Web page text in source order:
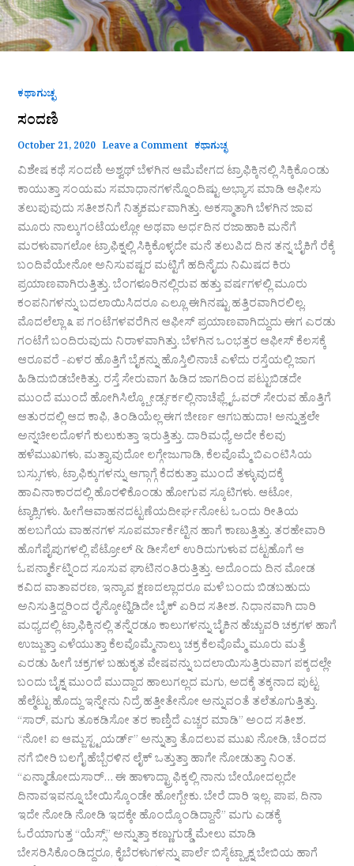
ಕಥಾಗುಚ್ಛ
ಸಂದಣಿ
October 21, 2020 Leave a Comment ಕಥಾಗುಚ್ಛ
ವಿಶೇಷ ಕಥೆ ಸಂದಣಿ ಅಶ್ವಥ್ ಬೆಳಗಿನ ಆಮೆವೇಗದ ಟ್ರಾಫಿಕ್ಕಿನಲ್ಲಿ ಸಿಕ್ಕಿಕೊಂಡು
ಕಾಯುತ್ತಾ ಸಂಯಮ ಸಮಾಧಾನಗಳನ್ನೊಂದಿಷ್ಟು ಅಭ್ಯಾಸ ಮಾಡಿ ಆಫೀಸು
ತಲುಪುವುದು ಸತೀಶನಿಗೆ ನಿತ್ಯಕರ್ಮವಾಗಿತ್ತು. ಅಕಸ್ಮಾತಾಗಿ ಬೆಳಗಿನ ಜಾವ
ಮೂರು ನಾಲ್ಕುಗಂಟೆಯಲ್ಲೋ ಅಥವಾ ಅರ್ಧದಿನ ರಜಾಹಾಕಿ ಮನೆಗೆ
ಮರಳುವಾಗಲೋ ಟ್ರಾಫಿಕ್ನಲ್ಲಿ ಸಿಕ್ಕಿಕೊಳ್ಳದೇ ಮನೆ ತಲುಪಿದ ದಿನ ತನ್ನ ಬೈಕಿಗೆ ರೆಕ್ಕೆ
ಬಂದಿವೆಯೇನೋ ಅನಿಸುವಷ್ಟರ ಮಟ್ಟಿಗೆ ಹದಿನೈದು ನಿಮಿಷದ ಕಿರು
ಪ್ರಯಾಣವಾಗಿರುತ್ತಿತ್ತು. ಬೆಂಗಳೂರಿನಲ್ಲಿರುವ ಹತ್ತು ವರ್ಷಗಳಲ್ಲಿ ‍ಮೂರು
ಕಂಪನಿಗಳನ್ನು ಬದಲಾಯಿಸಿದರೂ ಎಲ್ಲೂ ಈಗಿನಷ್ಟು ಹತ್ತಿರವಾಗಿರಲಿಲ್ಲ.
ಮೊದಲೆಲ್ಲಾ ೩ ಪ ಗಂಟೆಗಳವರೆಗಿನ ಆಫೀಸ್ ಪ್ರಯಾಣವಾಗಿದ್ದುದು ಈಗ ಎರಡು
ಗಂಟೆಗೆ ಬಂದಿರುವುದು ನಿರಾಳವಾಗಿತ್ತು. ಬೆಳಗಿನ ಒಂಭತ್ತರ ಆಫೀಸ್ ಕೆಲಸಕ್ಕೆ
ಆರೂವರೆ -ಏಳರ ಹೊತ್ತಿಗೆ ಬೈಕನ್ನು ಹೊಸ್ತಿಲಿನಾಚೆ ಎಳೆದು ರಸ್ತೆಯಲ್ಲಿ ಜಾಗ
ಹಿಡಿದುಬಿಡಬೇಕಿತ್ತು. ರಸ್ತೆ ಸೇರುವಾಗ ಹಿಡಿದ ಜಾಗದಿಂದ ಪಟ್ಟುಬಿಡದೇ
ಮುಂದೆ ಮುಂದೆ ಹೋಗಿಸಿಲ್ಕ್ಬೋರ್ಡ್ಸರ್ಕಲ್ಲಿನಾಚೆಫ್ಲೈಓವರ್ ಸೇರುವ ಹೊತ್ತಿಗೆ
ಆತುರದಲ್ಲಿ ಆದ ಕಾಫಿ, ತಿಂಡಿಯೆಲ್ಲ ಈಗ ಜೀರ್ಣ ಆಗಬಹುದಾ! ಅನ್ನುತ್ತಲೇ
ಅನ್ನಚೀಲದೊಳಗೆ ಕುಲುಕುತ್ತಾ ಇರುತ್ತಿತ್ತು. ದಾರಿಮಧ್ಯೆ ಅದೇ ಕೆಲವು
ಹಳೆಮುಖಗಳು, ಮತ್ತ್ಯಾವುದೋ ಲಗ್ಗೇಜುಗಾಡಿ, ಕೆಲವೊಮ್ಮೆ ಬಿಎಂಟಿಸಿಯ
ಬಸ್ಸುಗಳು, ಟ್ರಾಫಿಕ್ಕುಗಳನ್ನು ಆಗ್ಗಾಗ್ಗೆ ಕೆದಕುತ್ತಾ ಮುಂದೆ ತಳ್ಳುವುದಕ್ಕೆ
ಹಾವಿನಾಕಾರದಲ್ಲಿ ಹೊರಳಿಕೊಂಡು ಹೋಗುವ ಸ್ಕೂಟಿಗಳು. ಆಟೋ,
ಟ್ಯಾಕ್ಸಿಗಳು. ಹೀಗೆಆವಾಹನದಟ್ಟಣೆಯದೀರ್ಘನೋಟ ಒಂದು ರೀತಿಯ
ಹಲಬಗೆಯ ವಾಹನಗಳ ಸೂಪರ್ಮಾರ್ಕೆಟ್ಟಿನ ಹಾಗೆ ಕಾಣುತ್ತಿತ್ತು. ತರಹೇವಾರಿ
ಹೊಗೆಪೈಪುಗಳಲ್ಲಿ ಪೆಟ್ರೋಲ್ & ಡೀಸೆಲ್ ಉರಿದುಗುಳುವ ದಟ್ಟಹೊಗೆ ಆ
ಓಪನ್ಮಾರ್ಕೆಟ್ನಿಂದ ಸೂಸುವ ಘಾಟಿನಂತಿರುತ್ತಿತ್ತು. ಅದೊಂದು ದಿನ ಮೋಡ
ಕವಿದ ವಾತಾವರಣ, ಇನ್ಯಾವ ಕ್ಷಣದಲ್ಲಾದರೂ ಮಳೆ ಬಂದು ಬಿಡಬಹುದು
ಅನಿಸುತ್ತಿದ್ದರಿಂದ ರೈನ್ಕೋಟ್ಹಿಡಿದೇ ಬೈಕ್ ಏರಿದ ಸತೀಶ. ನಿಧಾನವಾಗಿ ದಾರಿ
ಮಧ್ಯದಲ್ಲಿ ಟ್ರಾಫಿಕ್ಕಿನಲ್ಲಿ ತನ್ನೆರಡೂ ಕಾಲುಗಳನ್ನು ಬೈಕಿನ ಹೆಚ್ಚುವರಿ ಚಕ್ರಗಳ ಹಾಗೆ
ಉಜ್ಜುತ್ತಾ ಎಳೆಯುತ್ತಾ ಕೆಲವೊಮ್ಮೆನಾಲ್ಕು ಚಕ್ರ ಕೆಲವೊಮ್ಮೆ ಮೂರು ಮತ್ತೆ
ಎರಡು ಹೀಗೆ ಚಕ್ರಗಳ ಬಹುಕೃತ ವೇಷವನ್ನು ಬದಲಾಯಿಸುತ್ತಿರುವಾಗ ಪಕ್ಕದಲ್ಲೇ
ಬಂದು ಬೈಕ್ನ ಮುಂದೆ ಮುದ್ದಾದ ಹಾಲುಗಲ್ಲದ ಮಗು, ಅದಕ್ಕೆ ತಕ್ಕನಾದ ಪುಟ್ಟ
ಹೆಲ್ಮೆಟ್ಟು ಹೊದ್ದು ಇನ್ನೇನು ನಿದ್ರೆ ಹತ್ತೀತೇನೋ ಅನ್ನುವಂತೆ ತಲೆತೂಗುತ್ತಿತ್ತು.
“ಸಾರ್, ಮಗು ತೂಕಡಿಸೋ ತರ ಕಾಣ್ತಿದೆ ಎಚ್ಚರ ಮಾಡಿ” ಅಂದ ಸತೀಶ.
“ನೋ! ಐ ಆಮ್ಜಸ್ಟ್ಟಯರ್ಡ್” ಅನ್ನುತ್ತಾ ತೊದಲುವ ಮುಖ ನೋಡಿ, ಚೆಂದದ
ನಗೆ ಬೀರಿ ಬಲಗೈ ಹೆಬ್ಬೆರಳಿನ ಲೈಕ್ ಒತ್ತುತ್ತಾ ಹಾಗೇ ನೋಡುತ್ತಾ ನಿಂತ.
“ಏನ್ಮಾಡೋದುಸಾರ್… ಈ ಹಾಳಾದ್ಟ್ರಾಫಿಕ್ಕಲ್ಲಿ ನಾನು ಬೇಯೋದಲ್ಲದೇ
ದಿನಾವಇವನ್ನೂ ಬೇಯಿಸ್ಕೊಂಡೇ ಹೋಗ್ಬೇಕು. ಬೇರೆ ದಾರಿ ಇಲ್ಲ. ಪಾಪ, ದಿನಾ
ಇದೇ ನೋಡಿ ನೋಡಿ ಇದಕ್ಕೇ ಹೊಂದ್ಕೊಂಡಿದ್ದಾನೆ” ಮಗು ಎಡಕ್ಕೆ
ಓರೆಯಾಗುತ್ತ “ಯೆಸ್ಸ್” ಅನ್ನುತ್ತಾ ಕಣ್ಣುಗುಡ್ಡೆ ಮೇಲು ಮಾಡಿ
ಬೇಸರಿಸಿಕೊಂಡಿದ್ದರೂ, ಕೈಬೆರಳುಗಳನ್ನು ಪಾರ್ಲೆ ಬಿಸ್ಕೆಟ್ಪ್ಯಾಕ್ನ ಬೇಬಿಯ ಹಾಗೆ